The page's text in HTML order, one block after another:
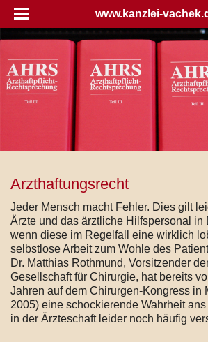
www.kanzlei-
Arzthaftungsrecht
Jeder Mensch macht Fehler. Dies gilt
Ärzte und das ärztliche Hilfspersonal in
wenn diese im Regelfall eine wirklich
selbstlose Arbeit zum Wohle des
Dr. Matthias Rothmund, Vorsitzender
Gesellschaft für Chirurgie, hat bereits
Jahren auf dem Chirurgen-Kongress in
2005) eine schockierende Wahrheit
in der Ärzteschaft leider noch häufig